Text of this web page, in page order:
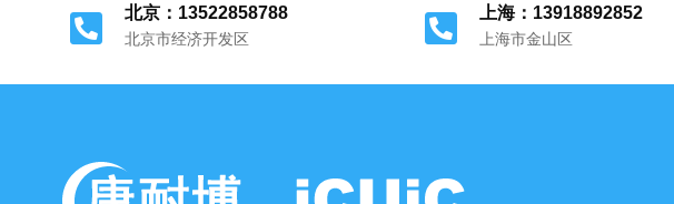
北京：13522858788
北京市经济开发区
上海：13918892852
上海市金山区